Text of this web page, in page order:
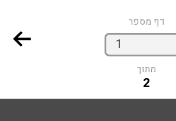
דף מספר
מתוך
2